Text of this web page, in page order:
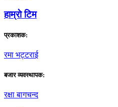
हाम्राे टिम
प्रकाशक:
रमा भट्टराई
बजार व्यवस्थापक:
रक्षा बागचन्द